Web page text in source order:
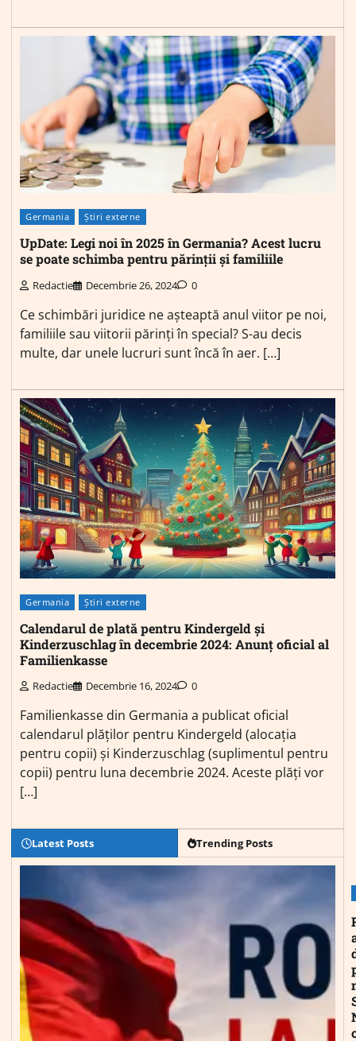
Germania Știri externe
UpDate: Legi noi în 2025 în Germania? Acest lucru
se poate schimba pentru părinții și familiile
Redactie Decembrie 26, 2024 0
Ce schimbări juridice ne așteaptă anul viitor pe noi,
familiile sau viitorii părinți în special? S-au decis
multe, dar unele lucruri sunt încă în aer. […]
Germania Știri externe
Calendarul de plată pentru Kindergeld și
Kinderzuschlag în decembrie 2024: Anunț oficial al
Familienkasse
Redactie Decembrie 16, 2024 0
Familienkasse din Germania a publicat oficial
calendarul plăților pentru Kindergeld (alocația
pentru copii) și Kinderzuschlag (suplimentul pentru
copii) pentru luna decembrie 2024. Aceste plăți vor
[…]
Latest Posts Trending Posts